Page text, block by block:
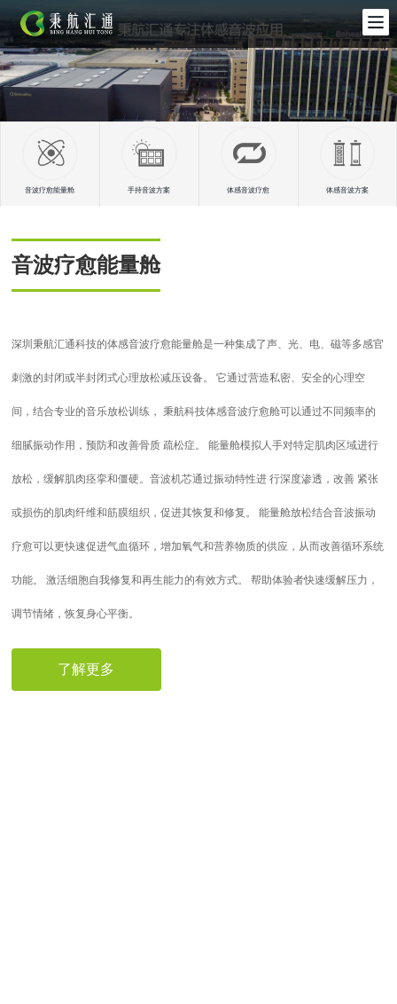
音波疗愈能量舱 手持音波方案 体感音波疗愈 体感音波方案
音波疗愈能量舱
深圳秉航汇通科技的体感音波疗愈能量舱是一种集成了声、光、电、磁等多感官
刺激的封闭或半封闭式心理放松减压设备。 它通过营造私密、安全的心理空
间，结合专业的音乐放松训练， 秉航科技体感音波疗愈舱可以通过不同频率的
细腻振动作用，预防和改善骨质 疏松症。 能量舱模拟人手对特定肌肉区域进行
放松，缓解肌肉痉挛和僵硬。音波机芯通过振动特性进 行深度渗透，改善 紧张
或损伤的肌肉纤维和筋膜组织，促进其恢复和修复。 能量舱放松结合音波振动
疗愈可以更快速促进气血循环，增加氧气和营养物质的供应，从而改善循环系统
功能。 激活细胞自我修复和再生能力的有效方式。 帮助体验者快速缓解压力，
调节情绪，恢复身心平衡。
了解更多